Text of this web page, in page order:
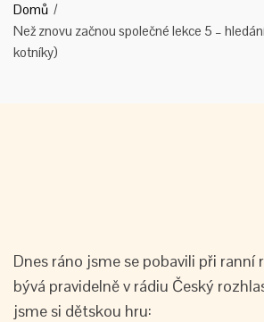
Domů
Než znovu začnou společné lekce 5 –
kotníky)
Dnes ráno jsme se pobavili při ranní
bývá pravidelně v rádiu Český
jsme si dětskou hru: